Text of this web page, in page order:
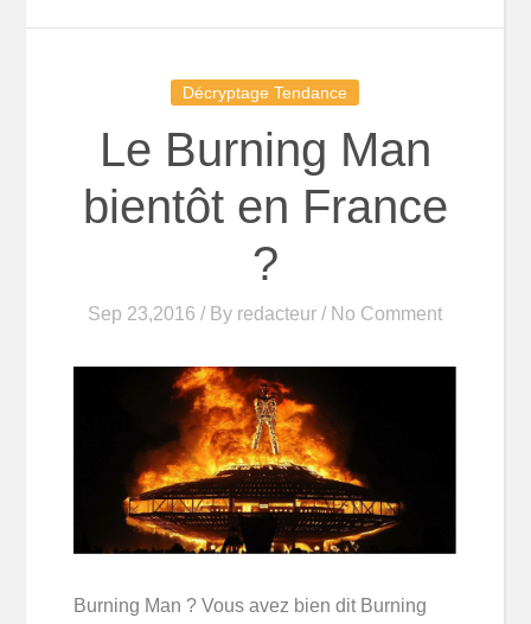
Décryptage Tendance
Le Burning Man
bientôt en France
?
Sep 23,2016 / By redacteur / No Comment
Burning Man ? Vous avez bien dit Burning